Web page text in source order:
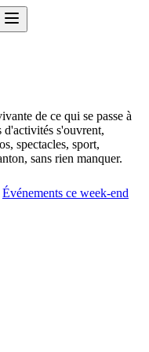
de ce qui se passe à
d'activités s'ouvrent,
spectacles, sport,
sans rien manquer.
Événements ce week-end